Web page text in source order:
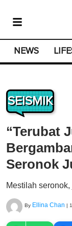
NEWS
SEISMIK
“Terubat
Seronok
Mestilah
By Ellina Chan |